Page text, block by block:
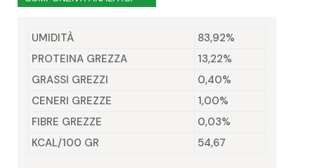
UMIDITÀ
83,92%
PROTEINA GREZZA
13,22%
GRASSI GREZZI
0,40%
CENERI GREZZE
1,00%
FIBRE GREZZE
0,03%
KCAL/100 GR
54,67